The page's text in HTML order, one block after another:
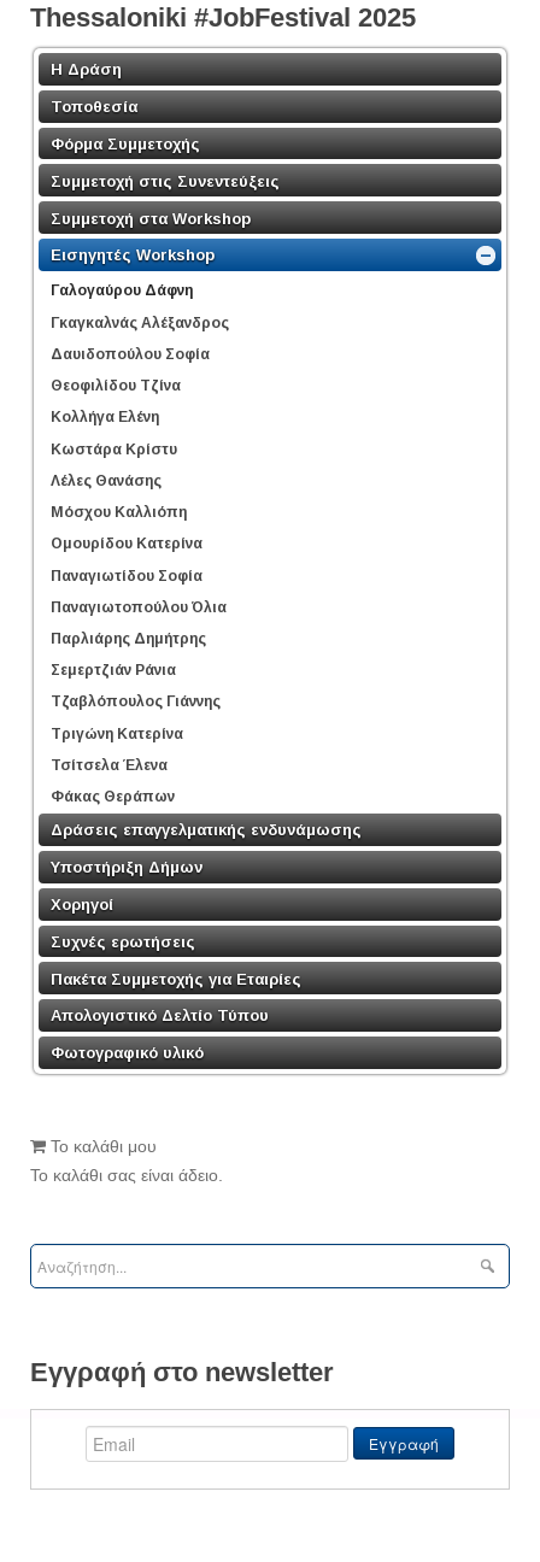
Thessaloniki #JobFestival 2025
Η Δράση
Τοποθεσία
Φόρμα Συμμετοχής
Συμμετοχή στις Συνεντεύξεις
Συμμετοχή στα Workshop
Εισηγητές Workshop
Γαλογαύρου Δάφνη
Γκαγκαλνάς Αλέξανδρος
Δαυιδοπούλου Σοφία
Θεοφιλίδου Τζίνα
Κολλήγα Ελένη
Κωστάρα Κρίστυ
Λέλες Θανάσης
Μόσχου Καλλιόπη
Ομουρίδου Κατερίνα
Παναγιωτίδου Σοφία
Παναγιωτοπούλου Όλια
Παρλιάρης Δημήτρης
Σεμερτζιάν Ράνια
Τζαβλόπουλος Γιάννης
Τριγώνη Κατερίνα
Τσίτσελα Έλενα
Φάκας Θεράπων
Δράσεις επαγγελματικής ενδυνάμωσης
Υποστήριξη Δήμων
Χορηγοί
Συχνές ερωτήσεις
Πακέτα Συμμετοχής για Εταιρίες
Απολογιστικό Δελτίο Τύπου
Φωτογραφικό υλικό
Το καλάθι μου
Το καλάθι σας είναι άδειο.
Εγγραφή στο newsletter